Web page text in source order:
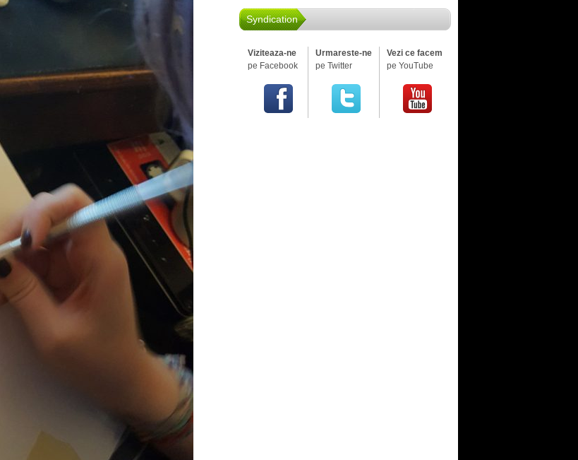
Syndication
Viziteaza-ne
pe Facebook
Urmareste-ne
pe Twitter
Vezi ce facem
pe YouTube